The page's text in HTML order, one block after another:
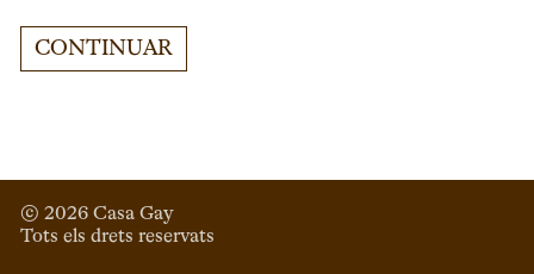
CONTINUAR
© 2026 Casa Gay
Tots els drets reservats